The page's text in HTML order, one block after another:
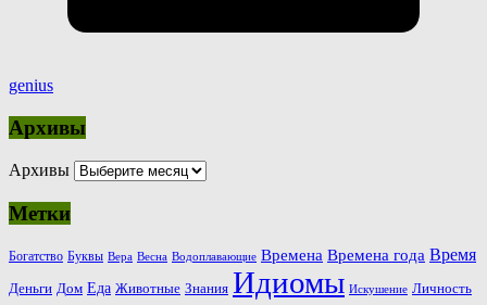
genius
Архивы
Архивы
Метки
Богатство Буквы Вера Весна Водоплавающие Времена Времена года Время
Деньги Дом Еда Животные Знания Идиомы Искушение Личность